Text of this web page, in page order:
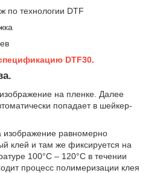
по технологии DTF
DTF30.
на пленке. Далее
попадает в шейкер-
изображение равномерно
клей и там же фиксируется на
100°C – 120°C в течении
процесс полимеризации клея